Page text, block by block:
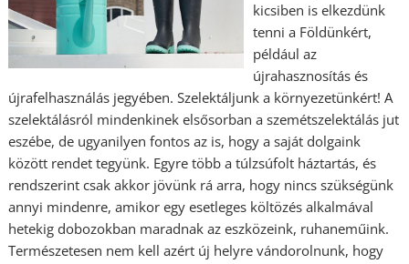
kicsiben is elkezdünk
tenni a Földünkért,
például az
újrahasznosítás és
újrafelhasználás jegyében. Szelektáljunk a környezetünkért! A
szelektálásról mindenkinek elsősorban a szemétszelektálás jut
eszébe, de ugyanilyen fontos az is, hogy a saját dolgaink
között rendet tegyünk. Egyre több a túlzsúfolt háztartás, és
rendszerint csak akkor jövünk rá arra, hogy nincs szükségünk
annyi mindenre, amikor egy esetleges költözés alkalmával
hetekig dobozokban maradnak az eszközeink, ruhaneműink.
Természetesen nem kell azért új helyre vándorolnunk, hogy